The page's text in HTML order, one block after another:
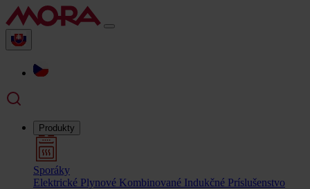
Produkty
Sporáky
Elektrické Plynové Kombinované Indukčné Príslušenstvo